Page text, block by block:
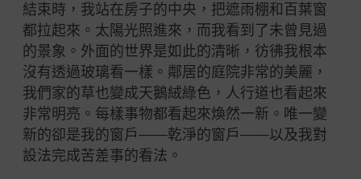
結束時，我站在房子的中央，把遮雨棚和百葉窗
都拉起來。太陽光照進來，而我看到了未曾見過
的景象。外面的世界是如此的清晰，彷彿我根本
沒有透過玻璃看一樣。鄰居的庭院非常的美麗，
我們家的草也變成天鵝絨綠色，人行道也看起來
非常明亮。每樣事物都看起來煥然一新。唯一變
新的卻是我的窗戶——乾淨的窗戶——以及我對
設法完成苦差事的看法。